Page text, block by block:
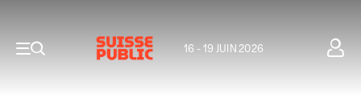
16 - 19 JUIN 2026